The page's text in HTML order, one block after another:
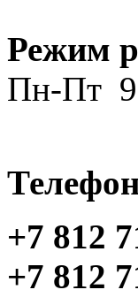
Режим
Пн-Пт
+7 812
+7 812